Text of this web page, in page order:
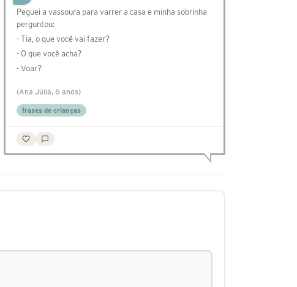
Peguei a vassoura para varrer a casa e minha sobrinha
perguntou:
- Tia, o que você vai fazer?
- O que você acha?
- Voar?
(Ana Júlia, 6 anos)
frases de crianças